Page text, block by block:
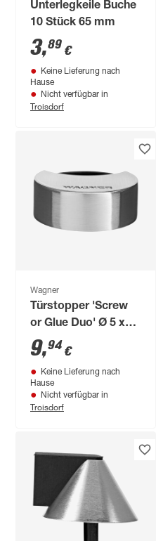
Unterlegkeile Buche
10 Stück 65 mm
3,89 €
Keine Lieferung nach
Hause
Nicht verfügbar in
Troisdorf
Wagner
Türstopper 'Screw
or Glue Duo' Ø 5 x
1,8 cm
9,94€
Keine Lieferung nach
Hause
Nicht verfügbar in
Troisdorf